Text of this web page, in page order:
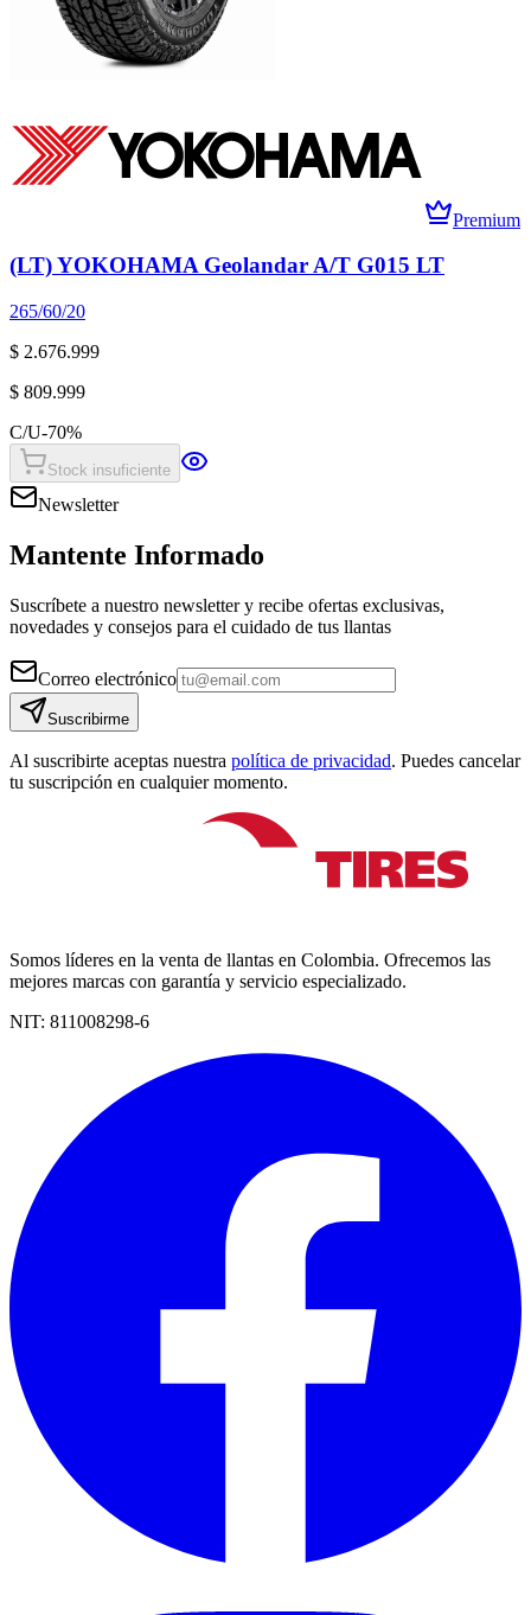
Premium
(LT) YOKOHAMA Geolandar A/T G015 LT
265/60/20
$ 2.676.999
$ 809.999
C/U-70%
Stock insuficiente
Newsletter
Mantente Informado
Suscríbete a nuestro newsletter y recibe ofertas exclusivas,
novedades y consejos para el cuidado de tus llantas
Correo electrónico
Suscribirme
Al suscribirte aceptas nuestra política de privacidad. Puedes cancelar
tu suscripción en cualquier momento.
Somos líderes en la venta de llantas en Colombia. Ofrecemos las
mejores marcas con garantía y servicio especializado.
NIT: 811008298-6